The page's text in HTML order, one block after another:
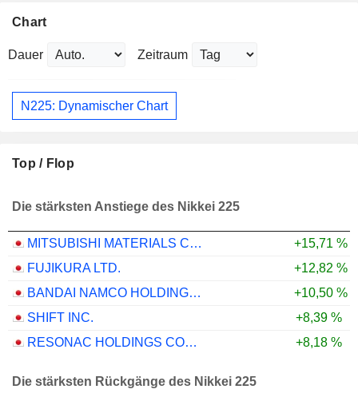
Chart
Dauer Zeitraum
N225: Dynamischer Chart
Top / Flop
Die stärksten Anstiege des Nikkei 225
MITSUBISHI MATERIALS CORPORATION
+15,71 %
FUJIKURA LTD.
+12,82 %
BANDAI NAMCO HOLDINGS INC.
+10,50 %
SHIFT INC.
+8,39 %
RESONAC HOLDINGS CORPORATION
+8,18 %
Die stärksten Rückgänge des Nikkei 225